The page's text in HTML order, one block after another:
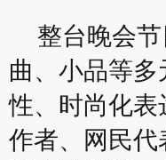
整台晚会
曲、小品等
性、时尚化
作者、网民